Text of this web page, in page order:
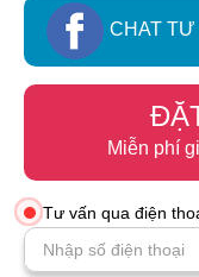
CHAT TƯ
Miễn phí
Tư vấn qua điện